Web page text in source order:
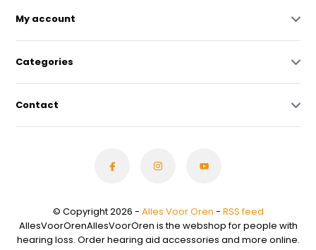
My account
Categories
Contact
© Copyright 2026 - Alles Voor Oren - RSS feed
AllesVoorOrenAllesVoorOren is the webshop for people with
hearing loss. Order hearing aid accessories and more online.